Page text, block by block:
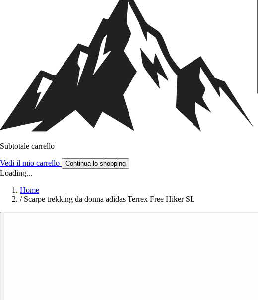
Subtotale carrello
Vedi il mio carrello Continua lo shopping
Loading...
Home
/ Scarpe trekking da donna adidas Terrex Free Hiker SL